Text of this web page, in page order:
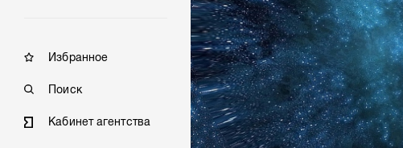
Избранное
Поиск
Кабинет агентства